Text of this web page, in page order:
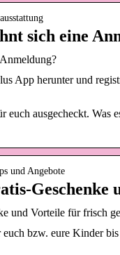
sich eine
App herunter und
ausgecheckt. Was
und Angebote
und Vorteile für frisch
bzw. eure Kinder bis